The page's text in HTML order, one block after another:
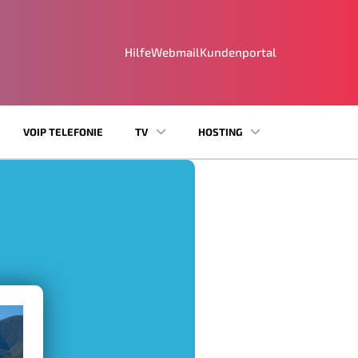
HilfeWebmailKundenportal
VOIP TELEFONIE TV HOSTING